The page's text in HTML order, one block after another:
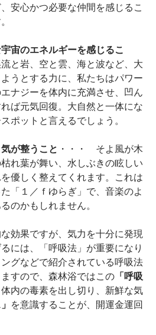
安心かつ必要な仲間を感じるこ
宙のエネルギーを感じるこ
と岩、空と雲、海と波など、大
うとする力に、私たちはパワー
ナジーを体内に充満させ、凹ん
ば元気回復。大自然と一体にな
ポットと言えるでしょう。
が整うこと ・・・ そよ風が木
れ葉が舞い、水しぶきの眩しい
優しく整えてくれます。これは
「１／ｆゆらぎ」で、音楽のよ
のかもしれません。
効果ですが、気力を十分に発現
には、「呼吸法」が重要になり
グなどで紹介されている呼吸法
すので、森林浴ではこの 「呼吸
内の毒素を出し切り、新鮮な気
を意識することが、開運金運回